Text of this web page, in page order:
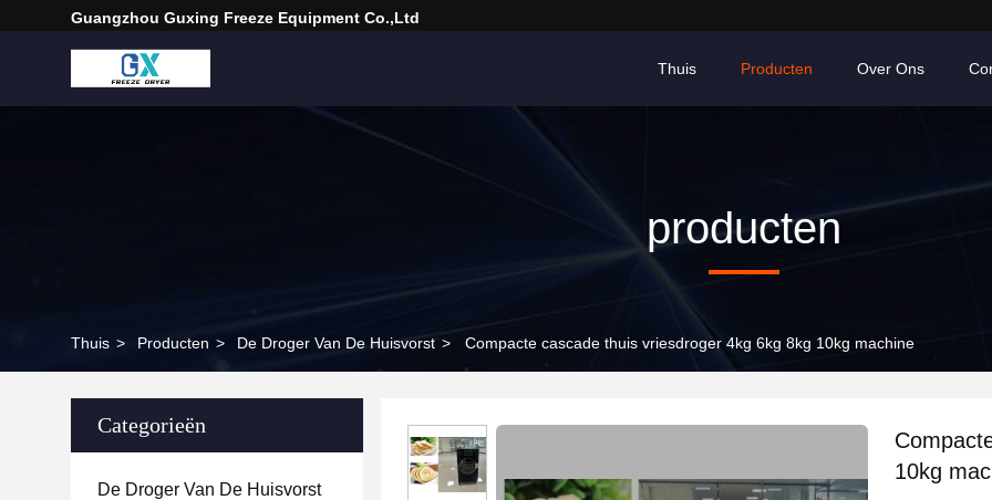
Guangzhou Guxing Freeze Equipment Co.,Ltd
Thuis Producten Over Ons
producten
Thuis > Producten > De Droger Van De Huisvorst > Compacte cascade thuis vriesdroger 4kg 6kg 8kg 10kg machine
Categorieën
De Droger Van De Huisvorst
10kg